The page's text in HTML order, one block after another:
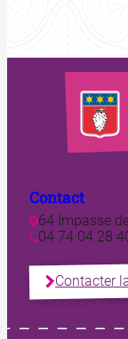
Contact
64 Impasse
04 74 04 28
Contacter